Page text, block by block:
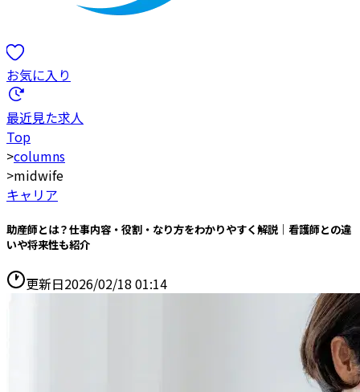
お気に入り
最近見た求人
Top
>columns
>midwife
キャリア
助産師とは？仕事内容・役割・なり方をわかりやすく解説｜看護師との違
いや将来性も紹介
更新日2026/02/18 01:14